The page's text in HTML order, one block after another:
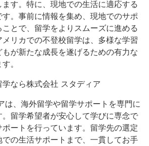
す。特に、現地での生活に適応する
。事前に情報を集め、現地でのサポ
とで、留学をよりスムーズに進める
リカでの不登校留学は、多様な学習
が新たな成長を遂げるための有力な
。
なら株式会社 スタディア
は、海外留学や留学サポートを専門に
留学希望者が安心して学びに専念で
ートを行っています。留学先の選定
の生活サポートまで、一貫してお手